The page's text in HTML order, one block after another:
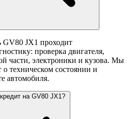
JX1 проходит
проверка двигателя,
части, электроники и кузова. Мы
о техническом состоянии и
автомобиля.
на GV80 JX1?